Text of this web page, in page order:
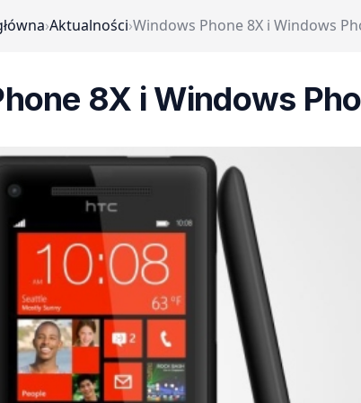
›Aktualności›Windows Phone 8X i Windows
8X i Windows